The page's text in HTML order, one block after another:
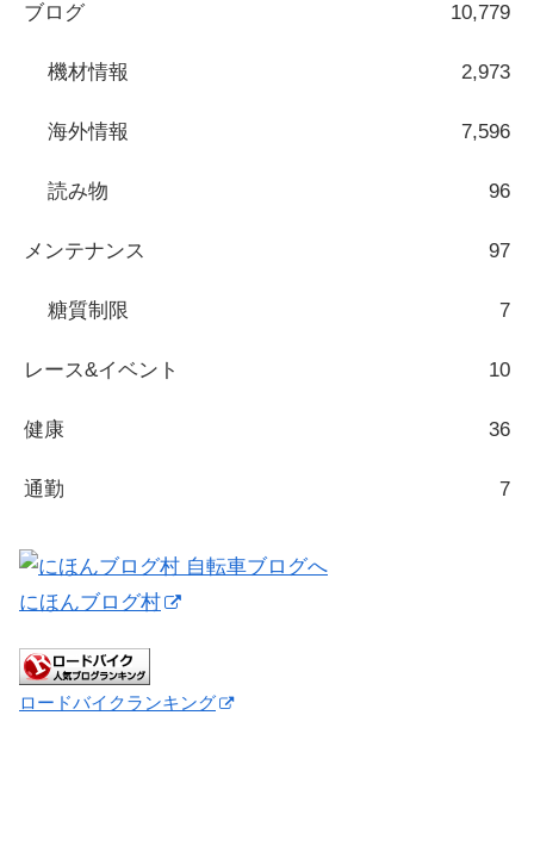
ブログ 10,779
機材情報 2,973
海外情報 7,596
読み物 96
メンテナンス 97
糖質制限 7
レース&イベント 10
健康 36
通勤 7
にほんブログ村
ロードバイクランキング